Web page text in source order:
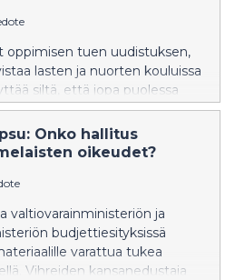
tuen uudistuksen,
lasten ja nuorten kouluissa
siltä, että jopa puolessa
lasten ja nuorten
ja osassa kuntia jopa
Vihreiden kansanedustaja
Onko hallitus
oikeudet?
valtiovarainministeriön ja
budjettiesityksissä
varattua tukea
Vihreiden kansanedustaja